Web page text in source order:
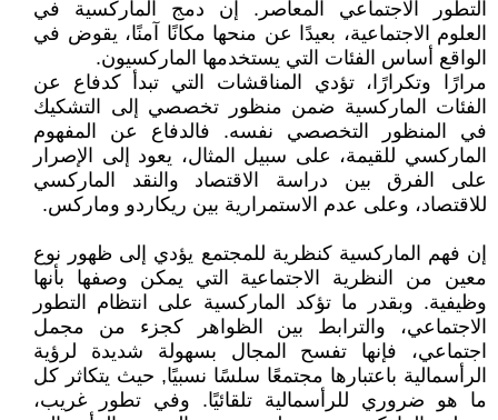
التطور الاجتماعي المعاصر. إن دمج الماركسية في
العلوم الاجتماعية، بعيدًا عن منحها مكانًا آمنًا، يقوض في
الواقع أساس الفئات التي يستخدمها الماركسيون.
مرارًا وتكرارًا، تؤدي المناقشات التي تبدأ كدفاع عن
الفئات الماركسية ضمن منظور تخصصي إلى التشكيك
في المنظور التخصصي نفسه. فالدفاع عن المفهوم
الماركسي للقيمة، على سبيل المثال، يعود إلى الإصرار
على الفرق بين دراسة الاقتصاد والنقد الماركسي
للاقتصاد، وعلى عدم الاستمرارية بين ريكاردو وماركس.
إن فهم الماركسية كنظرية للمجتمع يؤدي إلى ظهور نوع
معين من النظرية الاجتماعية التي يمكن وصفها بأنها
وظيفية. وبقدر ما تؤكد الماركسية على انتظام التطور
الاجتماعي، والترابط بين الظواهر كجزء من مجمل
اجتماعي، فإنها تفسح المجال بسهولة شديدة لرؤية
الرأسمالية باعتبارها مجتمعًا سلسًا نسبيًا, حيث يتكاثر كل
ما هو ضروري للرأسمالية تلقائيًا. وفي تطور غريب،